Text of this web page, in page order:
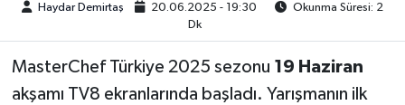
Haydar Demirtaş 20.06.2025 - 19:30
Okunma Süresi: 2
Dk
MasterChef Türkiye 2025 sezonu 19 Haziran
akşamı TV8 ekranlarında başladı. Yarışmanın ilk